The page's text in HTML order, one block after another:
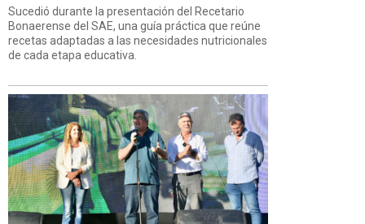
Sucedió durante la presentación del Recetario
Bonaerense del SAE, una guía práctica que reúne
recetas adaptadas a las necesidades nutricionales
de cada etapa educativa.